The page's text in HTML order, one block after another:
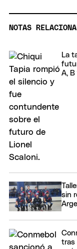
NOTAS
La
A, B
sin
tras